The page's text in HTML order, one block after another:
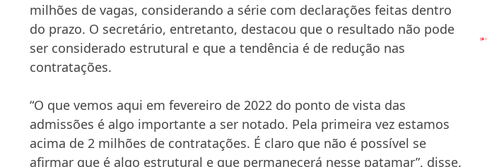
milhões de vagas, considerando a série com declarações feitas dentro
do prazo. O secretário, entretanto, destacou que o resultado não pode
ser considerado estrutural e que a tendência é de redução nas
contratações.
“O que vemos aqui em fevereiro de 2022 do ponto de vista das
admissões é algo importante a ser notado. Pela primeira vez estamos
acima de 2 milhões de contratações. É claro que não é possível se
afirmar que é algo estrutural e que permanecerá nesse patamar”, disse.